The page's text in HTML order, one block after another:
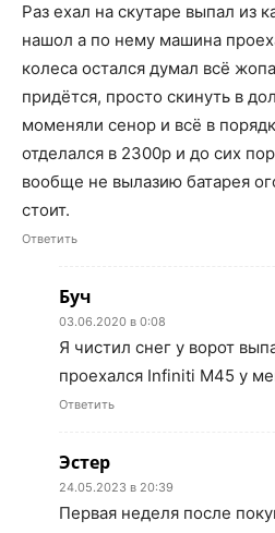
Раз ехал на скутаре выпал из
нашол а по нему машина
колеса остался думал всё
придётся, просто скинуть в
моменяли сенор и всё в
отделался в 2300р и до сих
вообще не вылазию батарея
стоит.
Ответить
Буч
03.06.2020 в 0:08
Я чистил снег у ворот
проехался Infiniti M45 у
Ответить
Эстер
24.05.2023 в 20:39
Первая неделя после